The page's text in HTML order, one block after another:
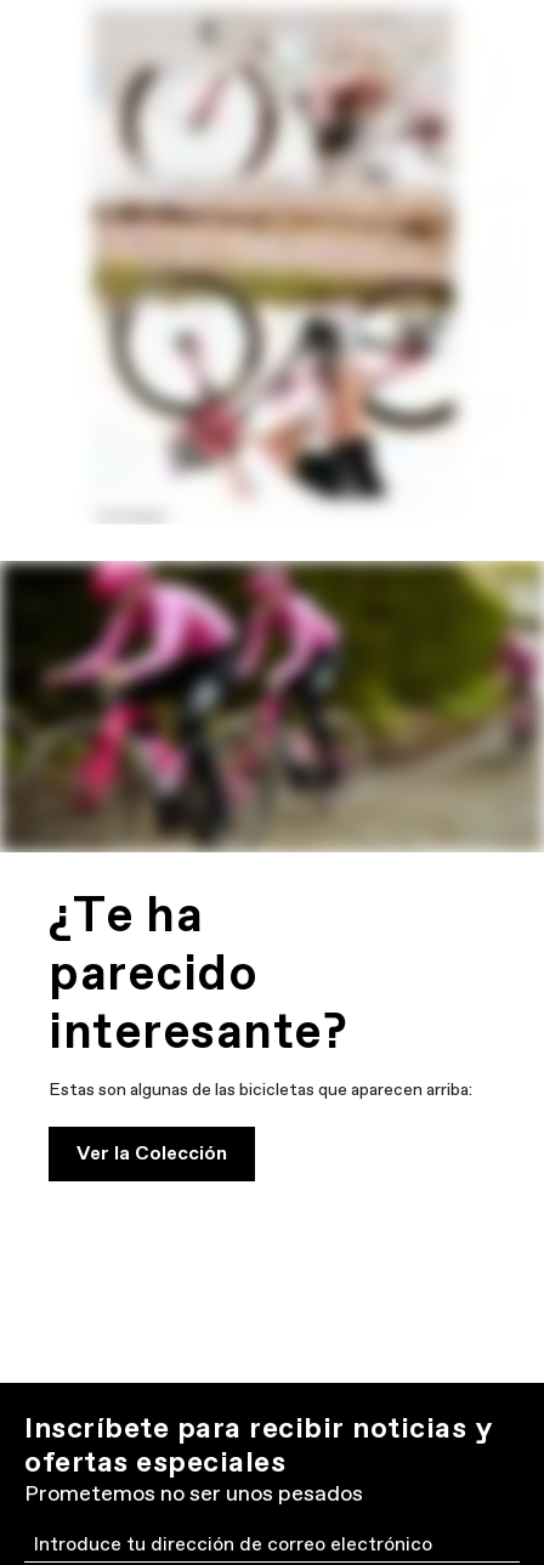
¿Te ha
parecido
interesante?
Estas son algunas de las bicicletas que aparecen arriba:
Ver la Colección
Inscríbete para recibir noticias y
ofertas especiales
Prometemos no ser unos pesados
Email